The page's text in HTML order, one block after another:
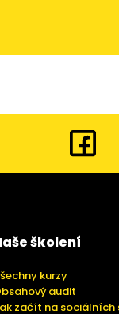
školení
kurzy
audit
začít na